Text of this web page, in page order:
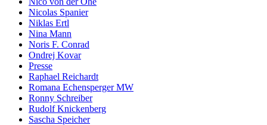
Nicolas Spanier
Niklas Ertl
Nina Mann
Noris F. Conrad
Ondrej Kovar
Presse
Raphael Reichardt
Romana Echensperger MW
Ronny Schreiber
Rudolf Knickenberg
Sascha Speicher